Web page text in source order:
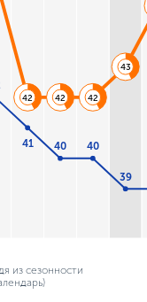
41 40 40
39
42 42 42
43
из сезонности